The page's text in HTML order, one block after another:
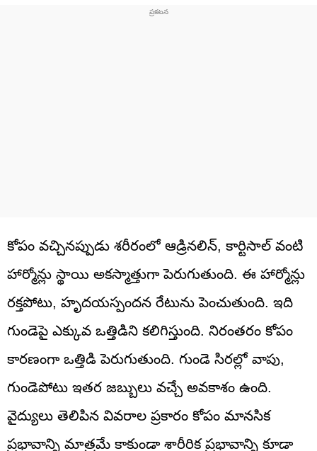
కోపం వచ్చినప్పుడు శరీరంలో ఆడ్రినలిన్, కార్టిసాల్ వంటి
హార్మోన్లు స్థాయి అకస్మాత్తుగా పెరుగుతుంది. ఈ హార్మోన్లు
రక్తపోటు, హృదయస్పందన రేటును పెంచుతుంది. ఇది
గుండెపై ఎక్కువ ఒత్తిడిని కలిగిస్తుంది. నిరంతరం కోపం
కారణంగా ఒత్తిడి పెరుగుతుంది. గుండె సిరల్లో వాపు,
గుండెపోటు ఇతర జబ్బులు వచ్చే అవకాశం ఉంది.
వైద్యులు తెలిపిన వివరాల ప్రకారం కోపం మానసిక
ప్రభావాన్ని మాత్రమే కాకుండా శారీరిక ప్రభావాన్ని కూడా